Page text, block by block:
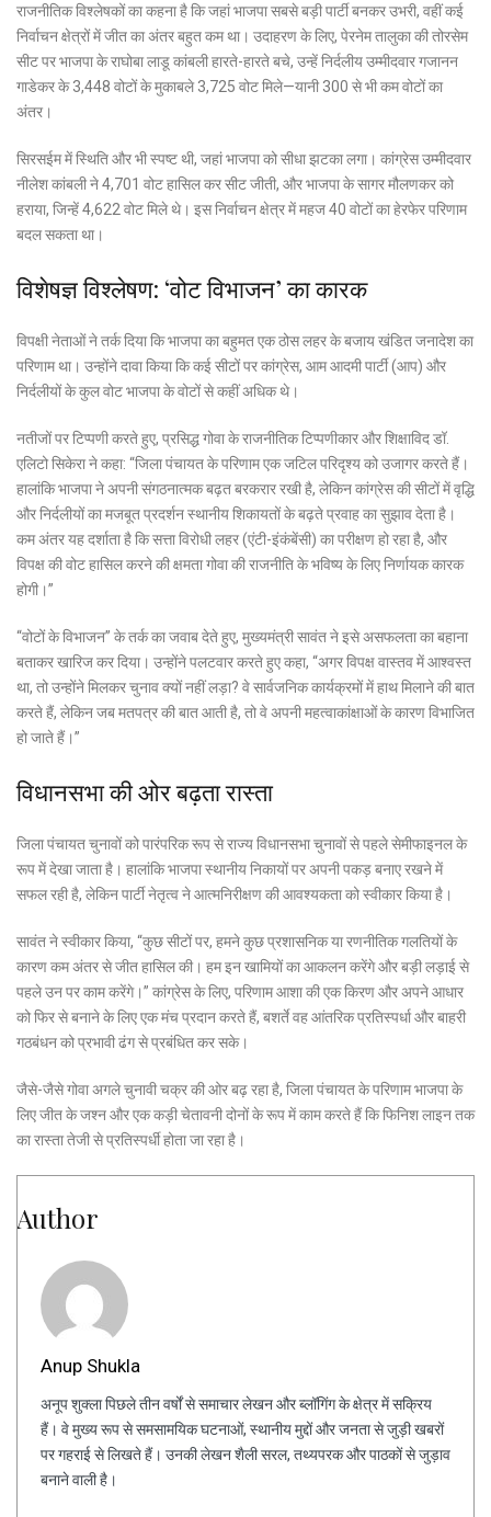
राजनीतिक विश्लेषकों का कहना है कि जहां भाजपा सबसे बड़ी पार्टी बनकर उभरी, वहीं कई
निर्वाचन क्षेत्रों में जीत का अंतर बहुत कम था। उदाहरण के लिए, पेरनेम तालुका की तोरसेम
सीट पर भाजपा के राघोबा लाडू कांबली हारते-हारते बचे, उन्हें निर्दलीय उम्मीदवार गजानन
गाडेकर के 3,448 वोटों के मुकाबले 3,725 वोट मिले—यानी 300 से भी कम वोटों का
अंतर।
सिरसईम में स्थिति और भी स्पष्ट थी, जहां भाजपा को सीधा झटका लगा। कांग्रेस उम्मीदवार
नीलेश कांबली ने 4,701 वोट हासिल कर सीट जीती, और भाजपा के सागर मौलणकर को
हराया, जिन्हें 4,622 वोट मिले थे। इस निर्वाचन क्षेत्र में महज 40 वोटों का हेरफेर परिणाम
बदल सकता था।
विशेषज्ञ विश्लेषण: ‘वोट विभाजन’ का कारक
विपक्षी नेताओं ने तर्क दिया कि भाजपा का बहुमत एक ठोस लहर के बजाय खंडित जनादेश का
परिणाम था। उन्होंने दावा किया कि कई सीटों पर कांग्रेस, आम आदमी पार्टी (आप) और
निर्दलीयों के कुल वोट भाजपा के वोटों से कहीं अधिक थे।
नतीजों पर टिप्पणी करते हुए, प्रसिद्ध गोवा के राजनीतिक टिप्पणीकार और शिक्षाविद डॉ.
एलिटो सिकेरा ने कहा: “जिला पंचायत के परिणाम एक जटिल परिदृश्य को उजागर करते हैं।
हालांकि भाजपा ने अपनी संगठनात्मक बढ़त बरकरार रखी है, लेकिन कांग्रेस की सीटों में वृद्धि
और निर्दलीयों का मजबूत प्रदर्शन स्थानीय शिकायतों के बढ़ते प्रवाह का सुझाव देता है।
कम अंतर यह दर्शाता है कि सत्ता विरोधी लहर (एंटी-इंकंबेंसी) का परीक्षण हो रहा है, और
विपक्ष की वोट हासिल करने की क्षमता गोवा की राजनीति के भविष्य के लिए निर्णायक कारक
होगी।”
“वोटों के विभाजन” के तर्क का जवाब देते हुए, मुख्यमंत्री सावंत ने इसे असफलता का बहाना
बताकर खारिज कर दिया। उन्होंने पलटवार करते हुए कहा, “अगर विपक्ष वास्तव में आश्वस्त
था, तो उन्होंने मिलकर चुनाव क्यों नहीं लड़ा? वे सार्वजनिक कार्यक्रमों में हाथ मिलाने की बात
करते हैं, लेकिन जब मतपत्र की बात आती है, तो वे अपनी महत्वाकांक्षाओं के कारण विभाजित
हो जाते हैं।”
विधानसभा की ओर बढ़ता रास्ता
जिला पंचायत चुनावों को पारंपरिक रूप से राज्य विधानसभा चुनावों से पहले सेमीफाइनल के
रूप में देखा जाता है। हालांकि भाजपा स्थानीय निकायों पर अपनी पकड़ बनाए रखने में
सफल रही है, लेकिन पार्टी नेतृत्व ने आत्मनिरीक्षण की आवश्यकता को स्वीकार किया है।
सावंत ने स्वीकार किया, “कुछ सीटों पर, हमने कुछ प्रशासनिक या रणनीतिक गलतियों के
कारण कम अंतर से जीत हासिल की। हम इन खामियों का आकलन करेंगे और बड़ी लड़ाई से
पहले उन पर काम करेंगे।” कांग्रेस के लिए, परिणाम आशा की एक किरण और अपने आधार
को फिर से बनाने के लिए एक मंच प्रदान करते हैं, बशर्ते वह आंतरिक प्रतिस्पर्धा और बाहरी
गठबंधन को प्रभावी ढंग से प्रबंधित कर सके।
जैसे-जैसे गोवा अगले चुनावी चक्र की ओर बढ़ रहा है, जिला पंचायत के परिणाम भाजपा के
लिए जीत के जश्न और एक कड़ी चेतावनी दोनों के रूप में काम करते हैं कि फिनिश लाइन तक
का रास्ता तेजी से प्रतिस्पर्धी होता जा रहा है।
Author
Anup Shukla
अनूप शुक्ला पिछले तीन वर्षों से समाचार लेखन और ब्लॉगिंग के क्षेत्र में सक्रिय
हैं। वे मुख्य रूप से समसामयिक घटनाओं, स्थानीय मुद्दों और जनता से जुड़ी खबरों
पर गहराई से लिखते हैं। उनकी लेखन शैली सरल, तथ्यपरक और पाठकों से जुड़ाव
बनाने वाली है।